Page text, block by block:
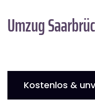
Umzug
Kostenlos &